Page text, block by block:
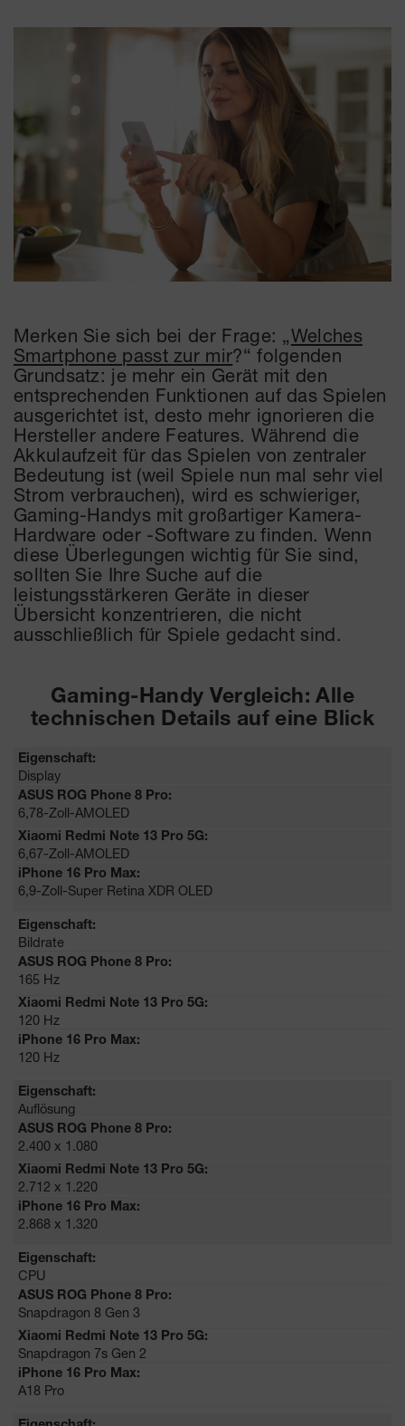
Merken Sie sich bei der Frage: „ Welches
Smartphone passt zur mir?“ folgenden
Grundsatz: je mehr ein Gerät mit den
entsprechenden Funktionen auf das Spielen
ausgerichtet ist, desto mehr ignorieren die
Hersteller andere Features. Während die
Akkulaufzeit für das Spielen von zentraler
Bedeutung ist (weil Spiele nun mal sehr viel
Strom verbrauchen), wird es schwieriger,
Gaming-Handys mit großartiger Kamera-
Hardware oder -Software zu finden. Wenn
diese Überlegungen wichtig für Sie sind,
sollten Sie Ihre Suche auf die
leistungsstärkeren Geräte in dieser
Übersicht konzentrieren, die nicht
ausschließlich für Spiele gedacht sind.
Gaming-Handy Vergleich: Alle
technischen Details auf eine Blick
Display
6,78-Zoll-AMOLED
6,67-Zoll-AMOLED
6,9-Zoll-Super Retina XDR OLED
Bildrate
165 Hz
120 Hz
120 Hz
Auflösung
2.400 x 1.080
2.712 x 1.220
2.868 x 1.320
CPU
Snapdragon 8 Gen 3
Snapdragon 7s Gen 2
A18 Pro